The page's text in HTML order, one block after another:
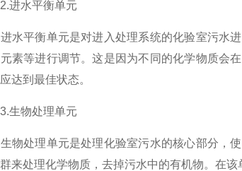
水平衡单元
平衡单元是对进入处理系统的化验室污水进
素等进行调节。这是因为不同的化学物质会
达到最佳状态。
物处理单元
处理单元是处理化验室污水的核心部分，使
来处理化学物质，去掉污水中的有机物。在